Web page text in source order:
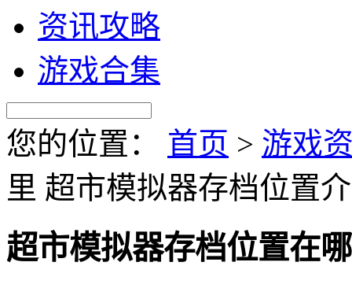
资讯攻略
游戏合集
您的位置： 首页 > 游戏
里 超市模拟器存档位置
超市模拟器存档位置在